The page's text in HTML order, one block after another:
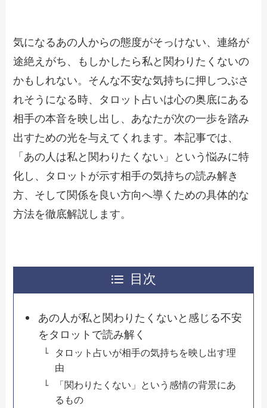
気になるあの人からの態度がそっけない、連絡が
途絶えがち、もしかしたら私と関わりたくないの
かもしれない。そんな不安な気持ちに押しつぶさ
れそうになる時、タロット占いは心の奥底にある
相手の本音を映し出し、あなたが次の一歩を踏み
出すための光を与えてくれます。本記事では、
「あの人は私と関わりたくない」という悩みに特
化し、タロットが示す相手の気持ちの読み解き
方、そして関係を良い方向へ導くための具体的な
方法を徹底解説します。
目次
あの人が私と関わりたくないと感じる不安
をタロットで読み解く
タロット占いが相手の気持ちを映し出す理
由
「関わりたくない」という感情の背景にあ
るもの